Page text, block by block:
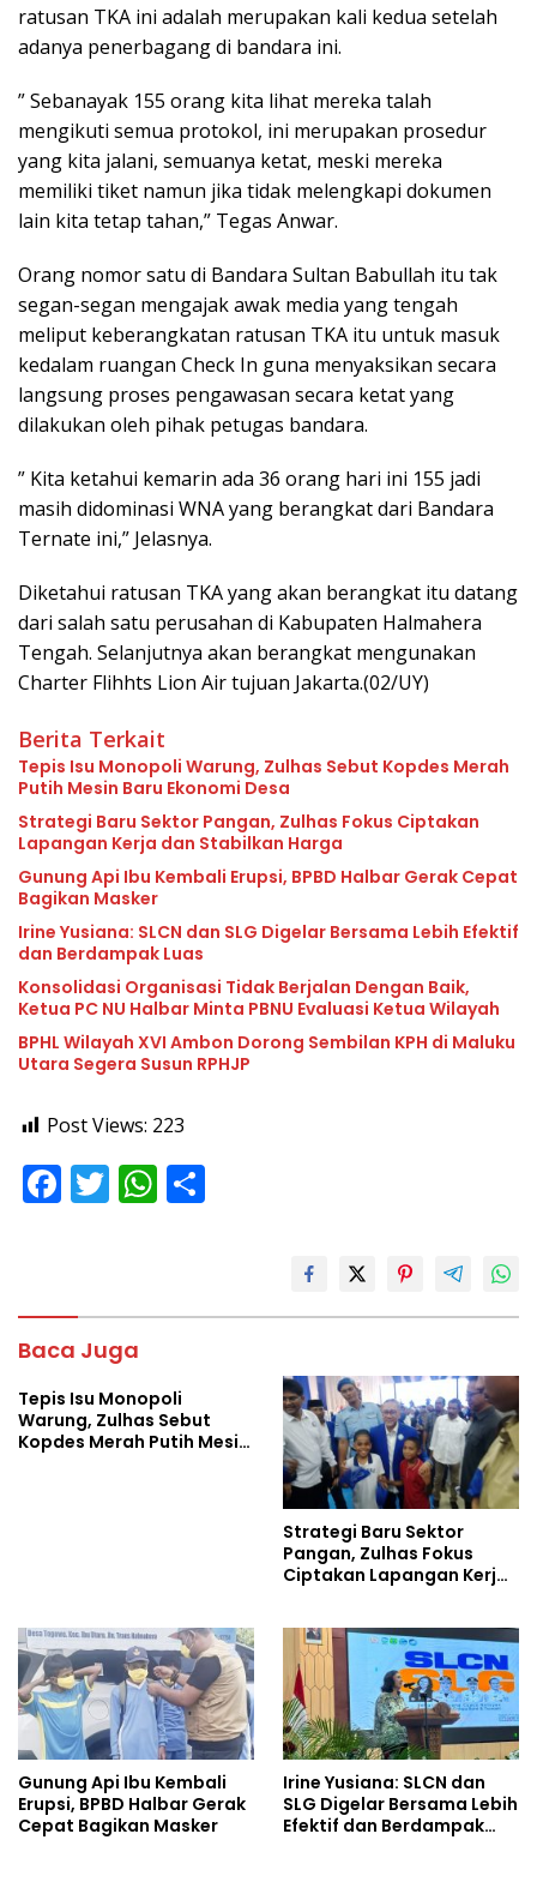
ratusan TKA ini adalah merupakan kali kedua setelah
adanya penerbagang di bandara ini.
” Sebanayak 155 orang kita lihat mereka talah
mengikuti semua protokol, ini merupakan prosedur
yang kita jalani, semuanya ketat, meski mereka
memiliki tiket namun jika tidak melengkapi dokumen
lain kita tetap tahan,” Tegas Anwar.
Orang nomor satu di Bandara Sultan Babullah itu tak
segan-segan mengajak awak media yang tengah
meliput keberangkatan ratusan TKA itu untuk masuk
kedalam ruangan Check In guna menyaksikan secara
langsung proses pengawasan secara ketat yang
dilakukan oleh pihak petugas bandara.
” Kita ketahui kemarin ada 36 orang hari ini 155 jadi
masih didominasi WNA yang berangkat dari Bandara
Ternate ini,” Jelasnya.
Diketahui ratusan TKA yang akan berangkat itu datang
dari salah satu perusahan di Kabupaten Halmahera
Tengah. Selanjutnya akan berangkat mengunakan
Charter Flihhts Lion Air tujuan Jakarta.(02/UY)
Berita Terkait
Tepis Isu Monopoli Warung, Zulhas Sebut Kopdes Merah
Putih Mesin Baru Ekonomi Desa
Strategi Baru Sektor Pangan, Zulhas Fokus Ciptakan
Lapangan Kerja dan Stabilkan Harga
Gunung Api Ibu Kembali Erupsi, BPBD Halbar Gerak Cepat
Bagikan Masker
Irine Yusiana: SLCN dan SLG Digelar Bersama Lebih Efektif
dan Berdampak Luas
Konsolidasi Organisasi Tidak Berjalan Dengan Baik,
Ketua PC NU Halbar Minta PBNU Evaluasi Ketua Wilayah
BPHL Wilayah XVI Ambon Dorong Sembilan KPH di Maluku
Utara Segera Susun RPHJP
Post Views: 223
F
o
o
k
T W
p
Baca Juga
Tepis Isu Monopoli
Warung, Zulhas Sebut
Kopdes Merah Putih Mesin
Strategi Baru Sektor
Pangan, Zulhas Fokus
Ciptakan Lapangan Kerja
Gunung Api Ibu Kembali
Erupsi, BPBD Halbar Gerak
Cepat Bagikan Masker
Irine Yusiana: SLCN dan
SLG Digelar Bersama Lebih
Efektif dan Berdampak